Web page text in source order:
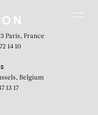
Paris, France
14 10
Belgium
13 17